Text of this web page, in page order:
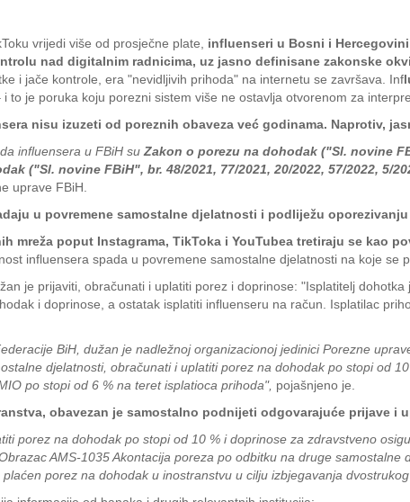
vrijedi više od prosječne plate, influenseri u Bosni i
nad digitalnim radnicima, uz jasno definisane zakonske
i jače kontrole, era "nevidljivih prihoda" na internetu se završava. Inf
i to je poruka koju porezni sistem više ne ostavlja otvorenom za
nisu izuzeti od poreznih obaveza već godinama. Naprotiv,
influensera u FBiH su Zakon o porezu na dohodak ("Sl. novine
("Sl. novine FBiH", br. 48/2021, 77/2021, 20/2022, 57/2022, 5/
uprave FBiH.
u povremene samostalne djelatnosti i podliježu
mreža poput Instagrama, TikToka i YouTubea tretiraju se kao
influensera spada u povremene samostalne djelatnosti na koje se
je prijaviti, obračunati i uplatiti porez i doprinose: "Isplatitelj
i doprinose, a ostatak isplatiti influenseru na račun. Isplatilac
BiH, dužan je nadležnoj organizacionoj jedinici Porezne
djelatnosti, obračunati i uplatiti porez na dohodak po stopi od
po stopi od 6 % na teret isplatioca prihoda", pojašnjeno je.
obavezan je samostalno podnijeti odgovarajuće prijave i
porez na dohodak po stopi od 10 % i doprinose za zdravstveno
AMS-1035 Akontacija poreza po odbitku na druge samostalne
porez na dohodak u inostranstvu u cilju izbjegavanja